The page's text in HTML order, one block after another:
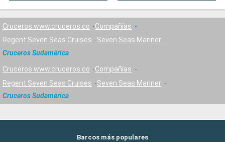
Cruceros www.cruceros.co
Compañías
Regent Seven Seas Cruises
Seven Seas Mariner
Cruceros Sudamérica
Cruceros www.cruceros.co
Compañías
Regent Seven Seas Cruises
Seven Seas Mariner
Cruceros Sudamérica
Barcos más populares